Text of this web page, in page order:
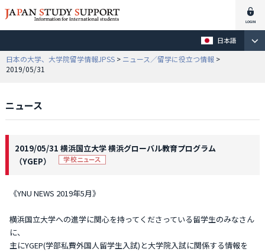
日本語
日本の大学、大学院留学情報JPSS > ニュース／留学に役立つ情報 >
2019/05/31
ニュース
2019/05/31 横浜国立大学 横浜グローバル教育プログラム
（YGEP）
《YNU NEWS 2019年5月》
横浜国立大学への進学に関心を持ってくださっている留学生のみなさん
に、
主にYGEP(学部私費外国人留学生入試)と大学院入試に関係する情報を